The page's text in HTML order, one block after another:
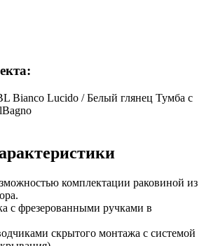
Bianco Lucido / Белый глянец Тумба с
комплектации раковиной из
с фрезерованными ручками в
скрытого монтажа с системой